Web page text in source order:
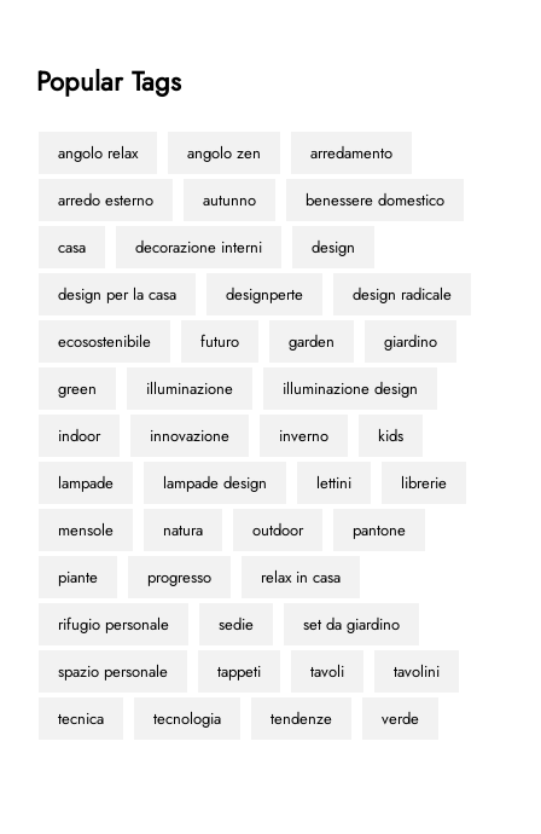
Popular Tags
angolo relax angolo zen arredamento
arredo esterno autunno benessere domestico
casa decorazione interni design
design per la casa designperte design radicale
ecosostenibile futuro garden giardino
green illuminazione illuminazione design
indoor innovazione inverno kids
lampade lampade design lettini librerie
mensole natura outdoor pantone
piante progresso relax in casa
rifugio personale sedie set da giardino
spazio personale tappeti tavoli tavolini
tecnica tecnologia tendenze verde